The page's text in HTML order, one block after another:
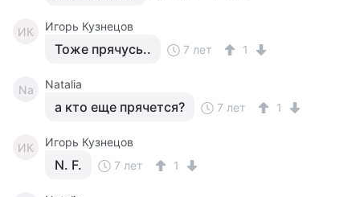
ИК Игорь Кузнецов
Тоже прячусь.. 7 лет 1
Na Natalia
а кто еще прячется? 7 лет 1
ИК Игорь Кузнецов
N. F. 7 лет 1